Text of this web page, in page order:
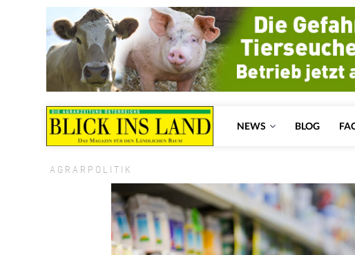
NEWS BLOG
AGRARPOLITIK